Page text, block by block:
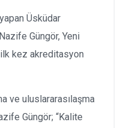
yapan Üsküdar
Güngör, Yeni
kez akreditasyon
ve uluslararasılaşma
Güngör; “Kalite